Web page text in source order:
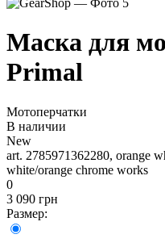
Маска для
Primal
Мотоперчатки
В наличии
New
art. 2785971362280, orange
white/orange chrome works
0
3 090 грн
Размер: